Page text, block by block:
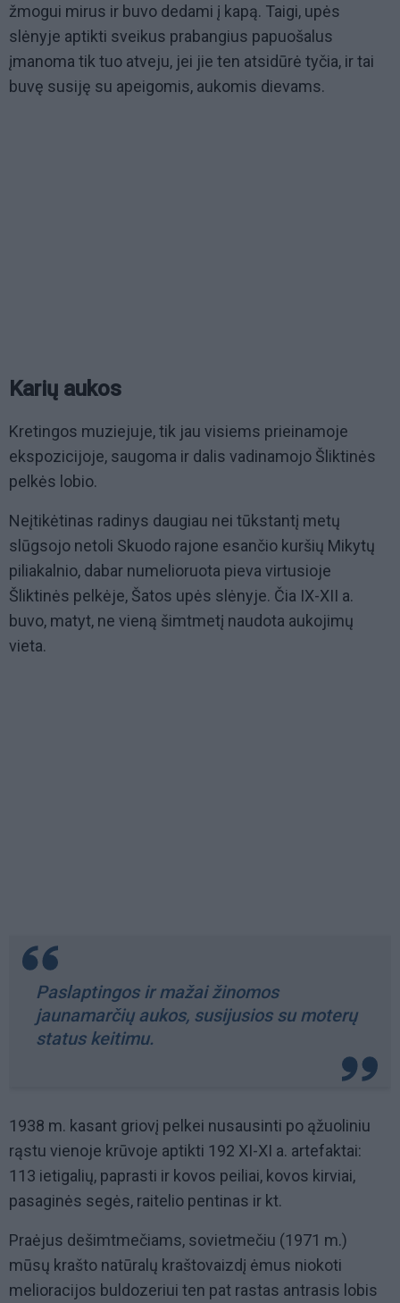
žmogui mirus ir buvo dedami į kapą. Taigi, upės
slėnyje aptikti sveikus prabangius papuošalus
įmanoma tik tuo atveju, jei jie ten atsidūrė tyčia, ir tai
buvę susiję su apeigomis, aukomis dievams.
Karių aukos
Kretingos muziejuje, tik jau visiems prieinamoje
ekspozicijoje, saugoma ir dalis vadinamojo Šliktinės
pelkės lobio.
Neįtikėtinas radinys daugiau nei tūkstantį metų
slūgsojo netoli Skuodo rajone esančio kuršių Mikytų
piliakalnio, dabar numelioruota pieva virtusioje
Šliktinės pelkėje, Šatos upės slėnyje. Čia IX-XII a.
buvo, matyt, ne vieną šimtmetį naudota aukojimų
vieta.
Paslaptingos ir mažai žinomos
jaunamarčių aukos, susijusios su moterų
status keitimu.
1938 m. kasant griovį pelkei nusausinti po ąžuoliniu
rąstu vienoje krūvoje aptikti 192 XI-XI a. artefaktai:
113 ietigalių, paprasti ir kovos peiliai, kovos kirviai,
pasaginės segės, raitelio pentinas ir kt.
Praėjus dešimtmečiams, sovietmečiu (1971 m.)
mūsų krašto natūralų kraštovaizdį ėmus niokoti
melioracijos buldozeriui ten pat rastas antrasis lobis